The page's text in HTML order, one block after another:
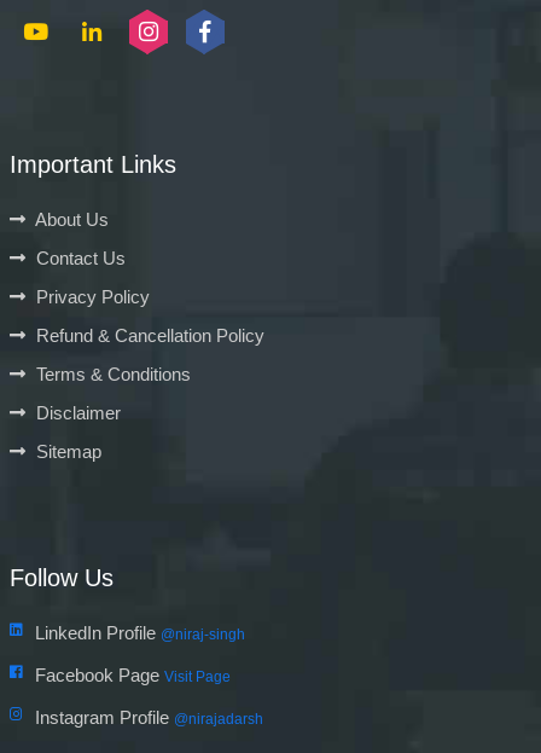
Important Links
About Us
Contact Us
Privacy Policy
Refund & Cancellation Policy
Terms & Conditions
Disclaimer
Sitemap
Follow Us
LinkedIn Profile @niraj-singh
Facebook Page Visit Page
Instagram Profile @nirajadarsh